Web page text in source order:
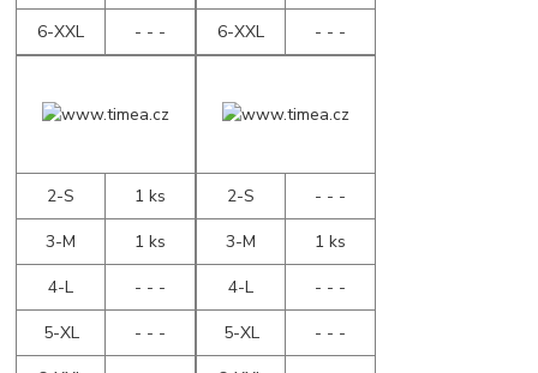
6-XXL
- - -
6-XXL
- - -
2-S
1 ks
3-M
1 ks
4-L
- - -
5-XL
- - -
2-S
- - -
3-M
1 ks
4-L
- - -
5-XL
- - -